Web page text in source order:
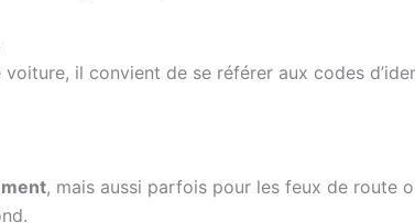
il convient de se référer aux codes
, mais aussi parfois pour les feux de route